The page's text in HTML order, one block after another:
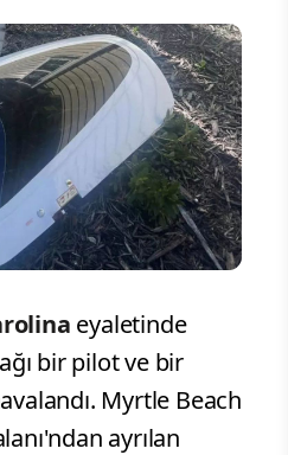
eyaletinde
bir pilot ve bir
Myrtle Beach
ayrılan